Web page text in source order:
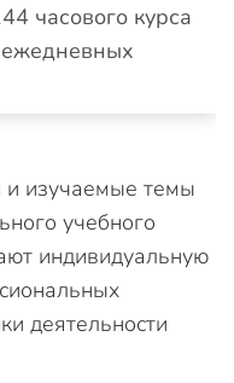
часового курса
ежедневных
и изучаемые темы
учебного
индивидуальную
деятельности